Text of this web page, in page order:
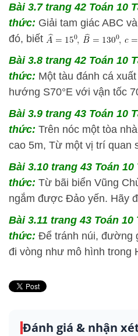
Bài 3.7 trang 42 Toán 10
thức: Giải tam giác ABC
đó, biết
Bài 3.8 trang 42 Toán 10
thức: Một tàu đánh cá
hướng S70°E với vận tốc
Bài 3.9 trang 43 Toán 10
thức: Trên nóc một tòa
cao 5m, Từ một vị trí quan
Bài 3.10 trang 43 Toán
thức: Từ bãi biển Vũng
ngắm được Đảo yến. Hãy
Bài 3.11 trang 43 Toán
thức: Để tránh núi, đường
đi vòng như mô hình trong
Đánh giá & nhận